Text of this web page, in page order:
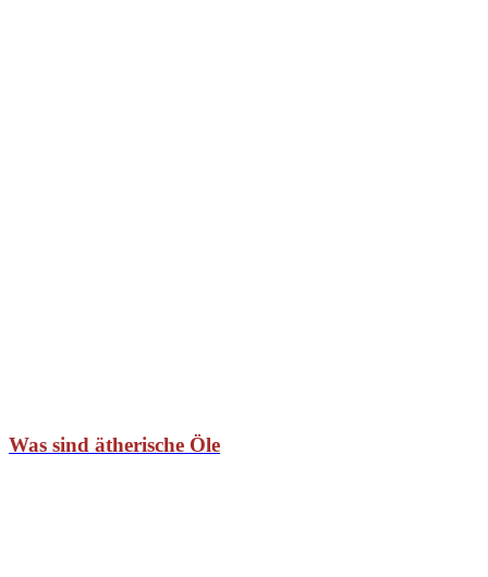
Was sind ätherische Öle